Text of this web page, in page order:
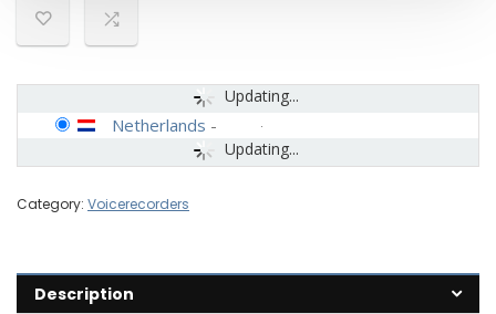
Updating...
Updating...
Netherlands -
Category: Voicerecorders
Description